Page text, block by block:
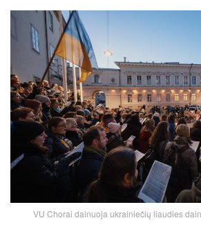
VU Chorai dainuoja ukrainiečių liaudies